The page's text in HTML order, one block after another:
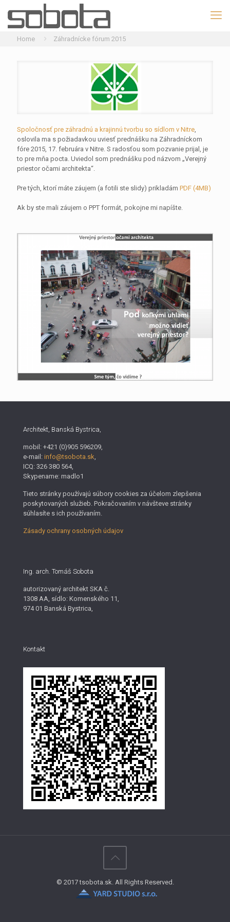
Home Záhradnícke fórum 2015
Spoločnosť pre záhradnú a krajinnú tvorbu so sídlom v Nitre,
oslovila ma s požiadavkou uviesť prednášku na Záhradníckom
fóre 2015, 17. februára v Nitre. S radosťou som pozvanie prijal, je
to pre mňa pocta. Uviedol som prednášku pod názvom „Verejný
priestor očami architekta“.
Pre tých, ktorí máte záujem (a fotili ste slidy) prikladám PDF (4MB)
Ak by ste mali záujem o PPT formát, pokojne mi napíšte.
Architekt, Banská Bystrica,
mobil: +421 (0)905 596209,
e-mail: info@tsobota.sk,
ICQ: 326 380 564,
Skypename: madlo1
Tieto stránky používajú súbory cookies za účelom zlepšenia
poskytovaných služieb. Pokračovaním v návšteve stránky
súhlasíte s ich používaním.
Zásady ochrany osobných údajov
Ing. arch. Tomáš Sobota
autorizovaný architekt SKA č.
1308 AA, sídlo: Komenského 11,
974 01 Banská Bystrica,
Kontakt
© 2017 tsobota.sk. All Rights Reserved.